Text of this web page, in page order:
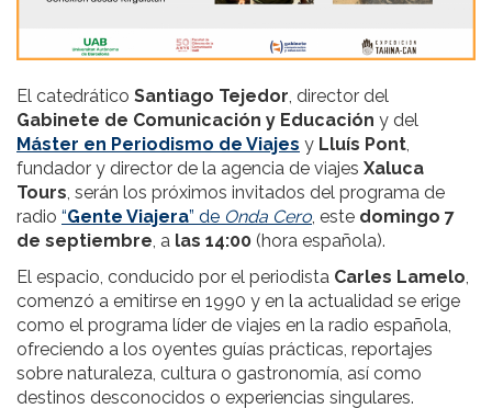
El catedrático Santiago Tejedor, director del
Gabinete de Comunicación y Educación y del
Máster en Periodismo de Viajes y Lluís Pont,
fundador y director de la agencia de viajes Xaluca
Tours, serán los próximos invitados del programa de
radio “Gente Viajera” de Onda Cero, este domingo 7
de septiembre, a las 14:00 (hora española).
El espacio, conducido por el periodista Carles Lamelo,
comenzó a emitirse en 1990 y en la actualidad se erige
como el programa líder de viajes en la radio española,
ofreciendo a los oyentes guías prácticas, reportajes
sobre naturaleza, cultura o gastronomía, así como
destinos desconocidos o experiencias singulares.